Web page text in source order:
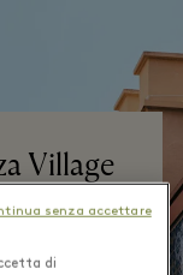
Village
mondo a
di
senza accettare